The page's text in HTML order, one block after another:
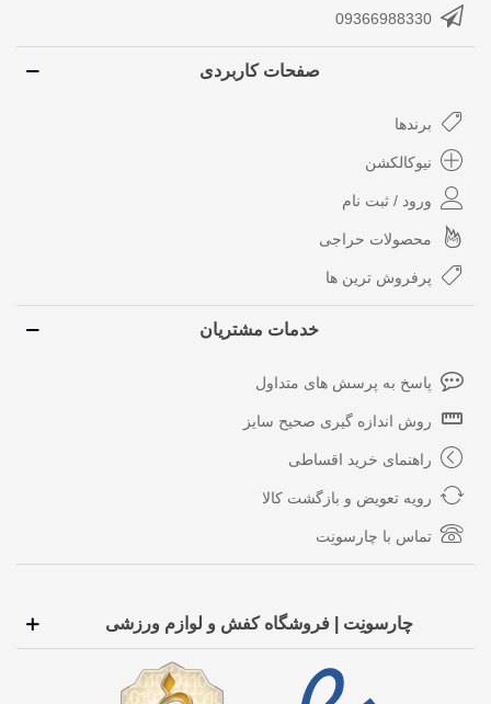
09366988330
صفحات کاربردی
برندها
نیوکالکشن
ورود / ثبت نام
محصولات حراجی
پرفروش ترین ها
خدمات مشتریان
پاسخ به پرسش های متداول
روش اندازه گیری صحیح سایز
راهنمای خرید اقساطی
رویه تعویض و بازگشت کالا
تماس با چارسونِت
چارسونِت | فروشگاه کفش و لوازم ورزشی